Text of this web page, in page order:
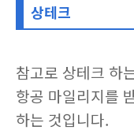
상테크
참고로 상테크 하
항공 마일리지를
하는 것입니다.